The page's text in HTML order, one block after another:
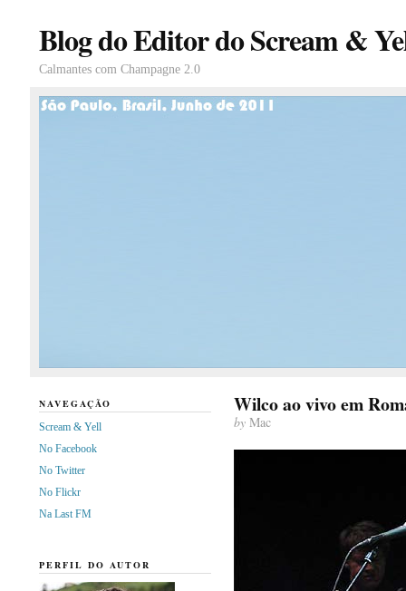
Blog do Editor do Scream &
Calmantes com Champagne 2.0
Wilco ao vivo em
byMac
NAVEGAÇÃO
Scream & Yell
No Facebook
No Twitter
No Flickr
Na Last FM
PERFIL DO AUTOR